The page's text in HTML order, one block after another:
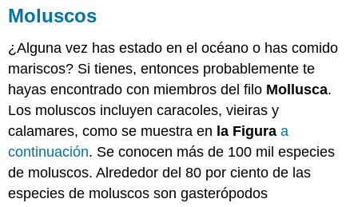
Moluscos
¿Alguna vez has estado en el océano o has comido
mariscos? Si tienes, entonces probablemente te
hayas encontrado con miembros del filo Mollusca.
Los moluscos incluyen caracoles, vieiras y
calamares, como se muestra en la Figura a
continuación. Se conocen más de 100 mil especies
de moluscos. Alrededor del 80 por ciento de las
especies de moluscos son gasterópodos